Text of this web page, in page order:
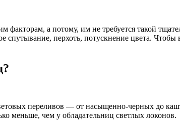
а потому, им не требуется такой
перхоть, потускнение цвета. Чтобы
переливов — от насыщенно-черных до
меньше, чем у обладательниц светлых локонов.